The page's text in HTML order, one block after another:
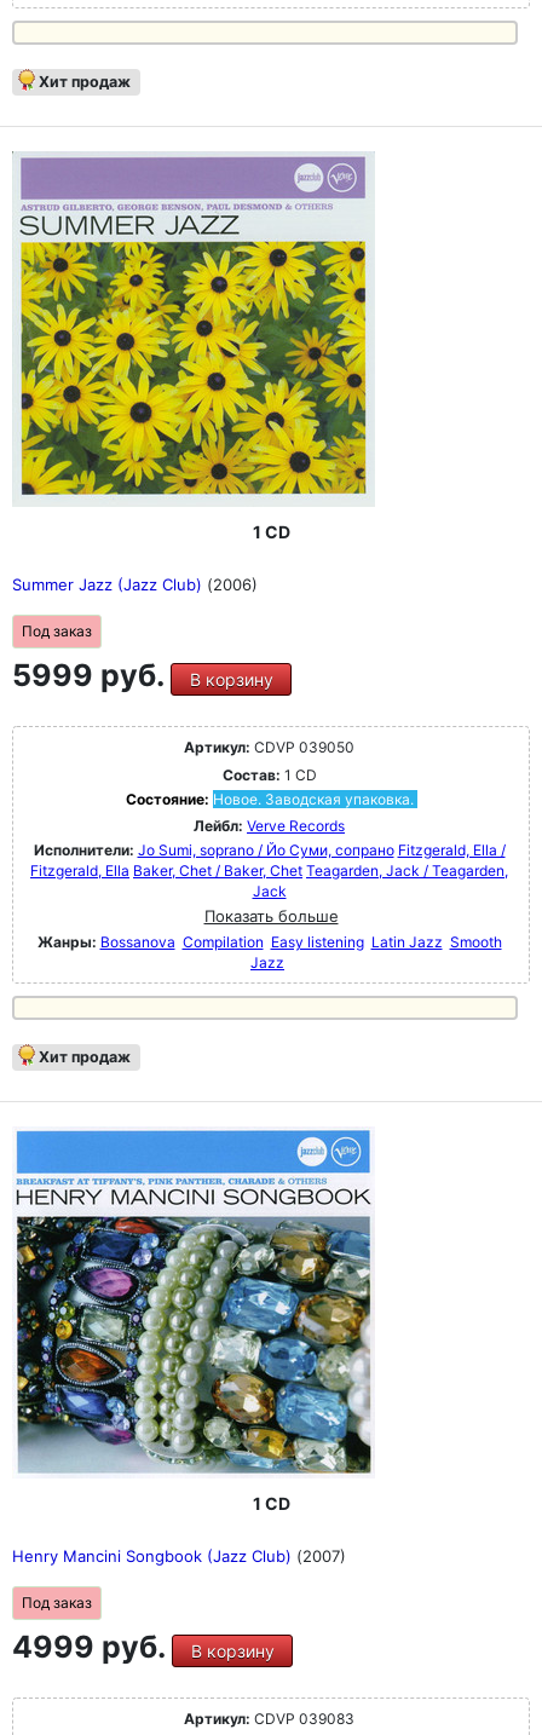
Хит продаж
1 CD
Summer Jazz (Jazz Club) (2006)
Под заказ
5999 руб. В корзину
Артикул: CDVP 039050
Состав: 1 CD
Состояние: Новое. Заводская упаковка.
Лейбл: Verve Records
Исполнители: Jo Sumi, soprano / Йо Суми, сопрано Fitzgerald, Ella /
Fitzgerald, Ella Baker, Chet / Baker, Chet Teagarden, Jack / Teagarden,
Jack
Показать больше
Жанры: Bossanova Compilation Easy listening Latin Jazz Smooth
Jazz
Хит продаж
1 CD
Henry Mancini Songbook (Jazz Club) (2007)
Под заказ
4999 руб. В корзину
Артикул: CDVP 039083